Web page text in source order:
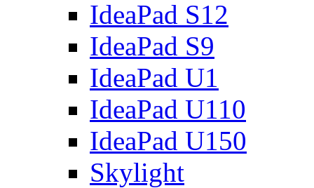
IdeaPad S12
IdeaPad S9
IdeaPad U1
IdeaPad U110
IdeaPad U150
Skylight